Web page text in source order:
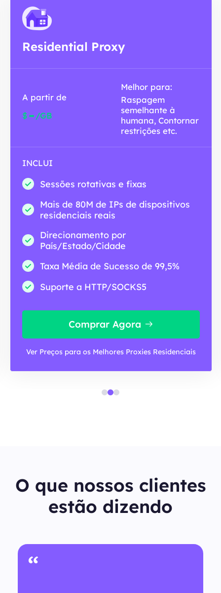
Residential Proxy
A partir de
$- /GB
Melhor para:
Raspagem
semelhante à
humana, Contornar
restrições etc.
INCLUI
Sessões rotativas e fixas
Mais de 80M de IPs de dispositivos
residenciais reais
Direcionamento por
País/Estado/Cidade
Taxa Média de Sucesso de 99,5%
Suporte a HTTP/SOCKS5
Comprar Agora
Ver Preços para os Melhores Proxies Residenciais
O que nossos clientes
estão dizendo
“